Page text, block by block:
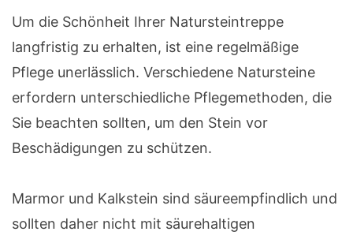
Um die Schönheit Ihrer Natursteintreppe
langfristig zu erhalten, ist eine regelmäßige
Pflege unerlässlich. Verschiedene Natursteine
erfordern unterschiedliche Pflegemethoden, die
Sie beachten sollten, um den Stein vor
Beschädigungen zu schützen.
Marmor und Kalkstein sind säureempfindlich und
sollten daher nicht mit säurehaltigen